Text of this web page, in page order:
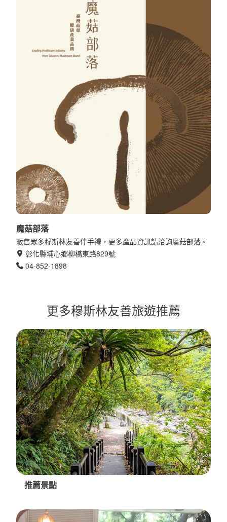
魔菇部落
販售眾多穆斯林友善伴手禮，更多產品資訊請洽詢魔菇部落。
彰化縣埔心鄉柳橋東路829號
04-852-1898
更多穆斯林友善旅遊推薦
推薦景點